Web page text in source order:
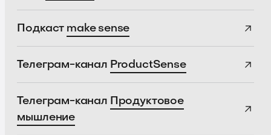
Подкаст make sense
Телеграм-канал ProductSense
Телеграм-канал Продуктовое
мышление